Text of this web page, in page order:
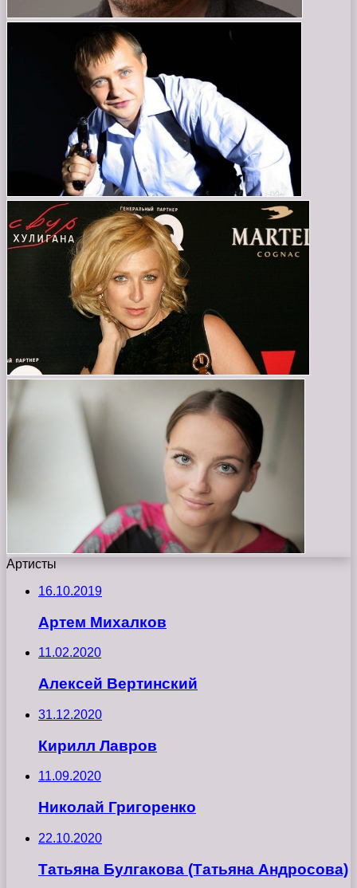
Артисты
16.10.2019
Артем Михалков
11.02.2020
Алексей Вертинский
31.12.2020
Кирилл Лавров
11.09.2020
Николай Григоренко
22.10.2020
Татьяна Булгакова (Татьяна Андросова)